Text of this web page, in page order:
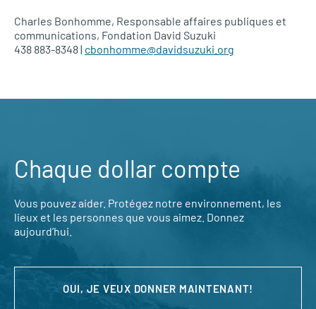
Charles Bonhomme, Responsable affaires publiques et
communications, Fondation David Suzuki
438 883-8348 | cbonhomme@davidsuzuki.org
Chaque dollar compte
Vous pouvez aider. Protégez notre environnement, les
lieux et les personnes que vous aimez. Donnez
aujourd’hui.
OUI, JE VEUX DONNER MAINTENANT!